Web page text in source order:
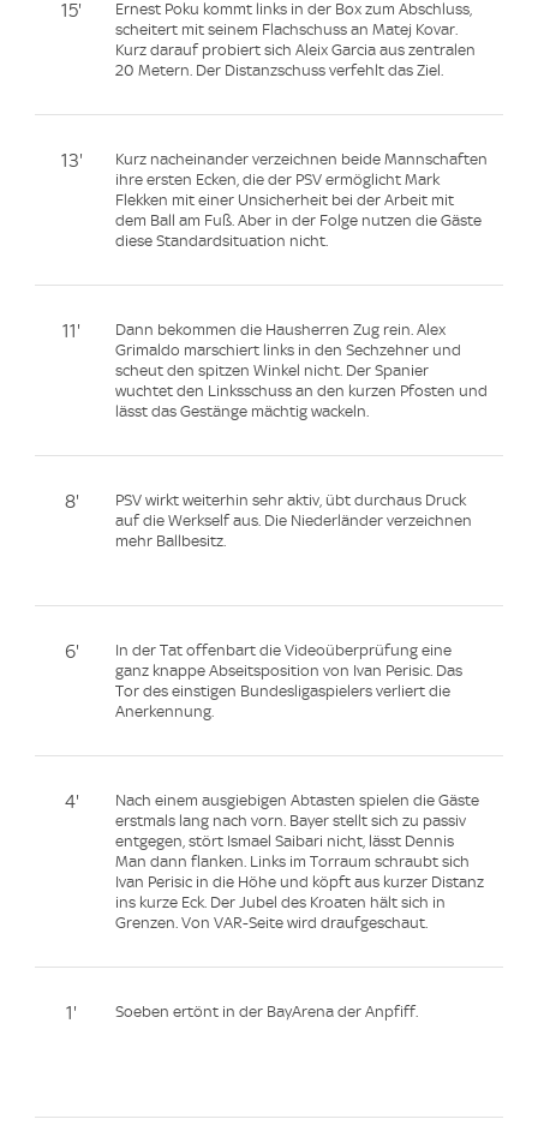
15'
Ernest Poku kommt links in der Box zum Abschluss,
scheitert mit seinem Flachschuss an Matej Kovar.
Kurz darauf probiert sich Aleix Garcia aus zentralen
20 Metern. Der Distanzschuss verfehlt das Ziel.
13'
Kurz nacheinander verzeichnen beide Mannschaften
ihre ersten Ecken, die der PSV ermöglicht Mark
Flekken mit einer Unsicherheit bei der Arbeit mit
dem Ball am Fuß. Aber in der Folge nutzen die Gäste
diese Standardsituation nicht.
11'
Dann bekommen die Hausherren Zug rein. Alex
Grimaldo marschiert links in den Sechzehner und
scheut den spitzen Winkel nicht. Der Spanier
wuchtet den Linksschuss an den kurzen Pfosten und
lässt das Gestänge mächtig wackeln.
8'
PSV wirkt weiterhin sehr aktiv, übt durchaus Druck
auf die Werkself aus. Die Niederländer verzeichnen
mehr Ballbesitz.
6'
In der Tat offenbart die Videoüberprüfung eine
ganz knappe Abseitsposition von Ivan Perisic. Das
Tor des einstigen Bundesligaspielers verliert die
Anerkennung.
4'
Nach einem ausgiebigen Abtasten spielen die Gäste
erstmals lang nach vorn. Bayer stellt sich zu passiv
entgegen, stört Ismael Saibari nicht, lässt Dennis
Man dann flanken. Links im Torraum schraubt sich
Ivan Perisic in die Höhe und köpft aus kurzer Distanz
ins kurze Eck. Der Jubel des Kroaten hält sich in
Grenzen. Von VAR-Seite wird draufgeschaut.
1' Soeben ertönt in der BayArena der Anpfiff.